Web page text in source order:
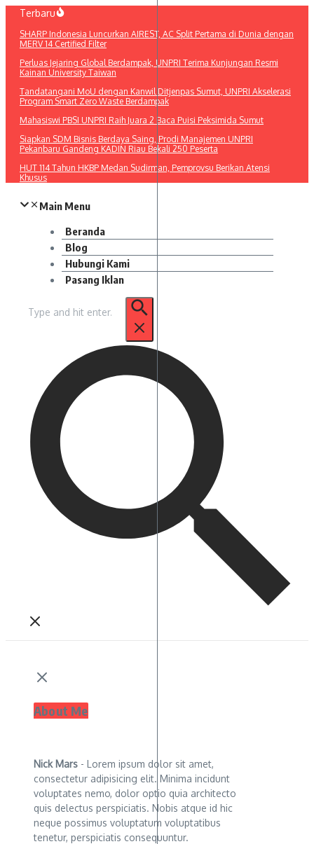
Lewati
konten
Terbaru
SHARP Indonesia Luncurkan AIREST, AC Split Pertama di Dunia dengan
MERV 14 Certified Filter
Perluas Jejaring Global Berdampak, UNPRI Terima Kunjungan Resmi
Kainan University Taiwan
Tandatangani MoU dengan Kanwil Ditjenpas Sumut, UNPRI Akselerasi
Program Smart Zero Waste Berdampak
Mahasiswi PBSI UNPRI Raih Juara 2 Baca Puisi Peksimida Sumut
Siapkan SDM Bisnis Berdaya Saing, Prodi Manajemen UNPRI
Pekanbaru Gandeng KADIN Riau Bekali 250 Peserta
HUT 114 Tahun HKBP Medan Sudirman, Pemprovsu Berikan Atensi
Khusus
Main Menu
Beranda
Blog
Hubungi Kami
Pasang Iklan
untuk:
About Me
Nick Mars - Lorem ipsum dolor sit amet,
consectetur adipisicing elit. Minima incidunt
voluptates nemo, dolor optio quia architecto
quis delectus perspiciatis. Nobis atque id hic
neque possimus voluptatum voluptatibus
tenetur, perspiciatis consequuntur.